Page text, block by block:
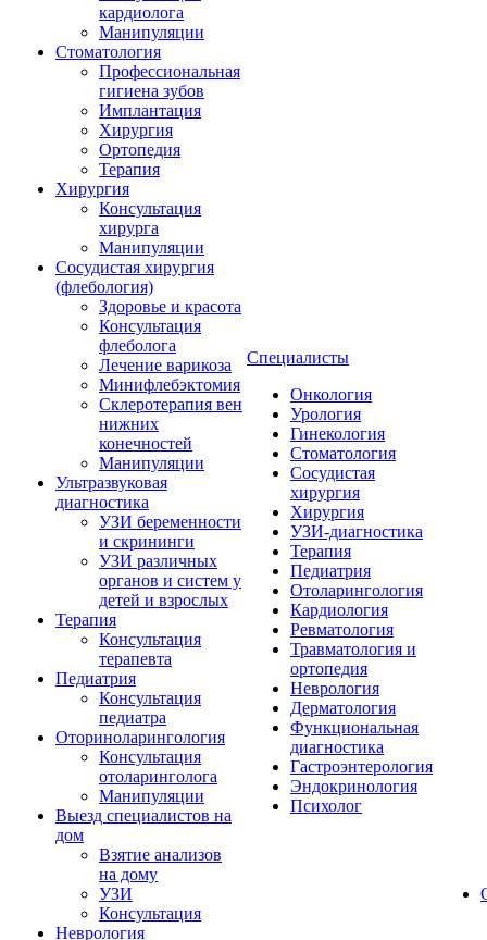
кардиолога
Манипуляции
Стоматология
Профессиональная
гигиена зубов
Имплантация
Хирургия
Ортопедия
Терапия
Хирургия
Консультация
хирурга
Манипуляции
Cосудистая хирургия
(флебология)
Здоровье и красота
Консультация
флеболога
Лечение варикоза
Минифлебэктомия
Склеротерапия вен
нижних
конечностей
Манипуляции
Ультразвуковая
диагностика
УЗИ беременности
и скрининги
УЗИ различных
органов и систем у
детей и взрослых
Терапия
Консультация
терапевта
Педиатрия
Консультация
педиатра
Оториноларингология
Консультация
отоларинголога
Манипуляции
Выезд специалистов на
дом
Взятие анализов
на дому
УЗИ
Консультация
Неврология
Специалисты
Онкология
Урология
Гинекология
Стоматология
Сосудистая
хирургия
Хирургия
УЗИ-диагностика
Терапия
Педиатрия
Отоларингология
Кардиология
Ревматология
Травматология и
ортопедия
Неврология
Дерматология
Функциональная
диагностика
Гастроэнтерология
Эндокринология
Психолог